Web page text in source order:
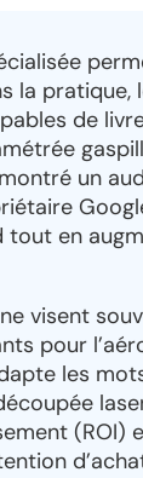
la pratique,
de
un
en
visent
pour
les
(ROI)